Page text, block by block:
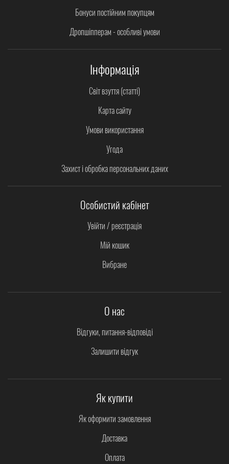
Бонуси постійним покупцям
Дропшіпперам - особливі умови
Інформація
Світ взуття (статті)
Карта сайту
Умови використання
Угода
Захист і обробка персональних даних
Особистий кабінет
Увійти / реєстрація
Мій кошик
Вибране
О нас
Відгуки, питання-відповіді
Залишити відгук
Як купити
Як оформити замовлення
Доставка
Оплата